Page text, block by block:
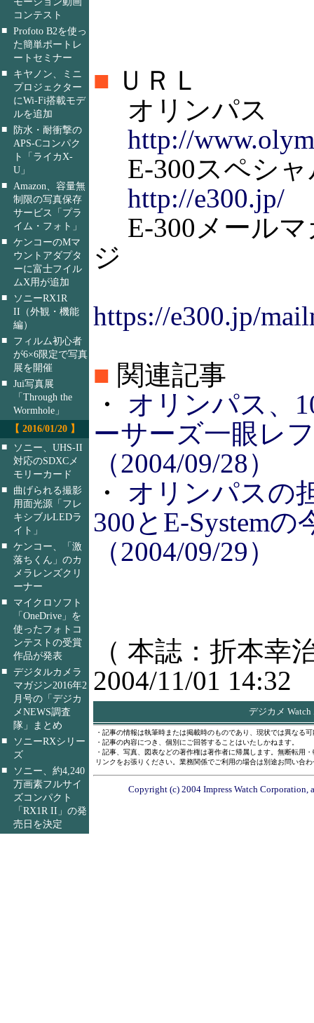
コンテスト
■ Profoto B2を使っ
た簡単ポートレ
ートセミナー
■
キヤノン、ミニ
プロジェクター
にWi-Fi搭載モデ
ルを追加
■
防水・耐衝撃の
APS-Cコンパク
ト「ライカX-
U」
■
Amazon、容量無
制限の写真保存
サービス「プラ
イム・フォト」
■ ケンコーのMマ
ウントアダプタ
ーに富士フイル
ムX用が追加
■
ソニーRX1R
II（外観・機能
編）
■
フィルム初心者
が6×6限定で写真
展を開催
■ Jui写真展
「Through the
Wormhole」
【 2016/01/20 】
■
ソニー、UHS-II
対応のSDXCメ
モリーカード
■
曲げられる撮影
用面光源「フレ
キシブルLEDラ
イト」
■ ケンコー、「激
落ちくん」のカ
メラレンズクリ
ーナー
■
マイクロソフト
「OneDrive」を
使ったフォトコ
ンテストの受賞
作品が発表
■ デジタルカメラ
マガジン2016年2
月号の「デジカ
メNEWS調査
隊」まとめ
■
ソニーRXシリー
ズ
■
ソニー、約4,240
万画素フルサイ
ズコンパクト
「RX1R II」の発
売日を決定
■ ＵＲＬ
オリンパス
http://
E-300スペシャ
http://e300.jp/
E-300メールマ
ジ
https://e300.jp/
■ 関連記事
・ オリンパス、
ーサーズ一眼レ
（2004/09/28）
・ オリンパスの
300とE-Systemの
（2004/09/29）
（ 本誌：折本幸
2004/11/01 14:32
デジカメ
・記事の情報は執筆時または掲載時のものであり、現状では異なる
・記事の内容につき、個別にご回答することはいたしかねます。
・記事、写真、図表などの著作権は著作者に帰属します。無断転用
リンクをお張りください。業務関係でご利用の場合は別途お問い合
Copyright (c) 2004 Impress Watch Corporation,